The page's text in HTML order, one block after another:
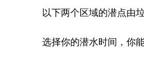
以下两个区域的潜点由
选择你的潜水时间，你